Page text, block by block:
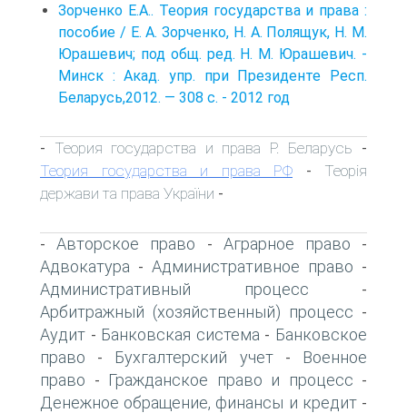
Зорченко Е.А.. Теория государства и права :
пособие / Е. А. Зорченко, Н. А. Полящук, Н. М.
Юрашевич; под общ. ред. Н. М. Юрашевич. -
Минск : Акад. упр. при Президенте Респ.
Беларусь,2012. — 308 с. - 2012 год
- Теория государства и права Р. Беларусь -
Теория государства и права РФ - Теорія
держави та права України -
-Авторское право - Аграрное право -
Адвокатура - Административное право -
Административный процесс -
Арбитражный (хозяйственный) процесс -
Аудит - Банковская система - Банковское
право - Бухгалтерский учет-
Военное
право - Гражданское право и процесс -
Денежное обращение, финансы и кредит-